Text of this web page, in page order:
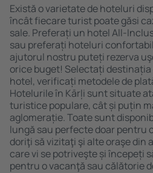
Există o varietate de hoteluri
încât fiecare turist poate găsi
sale. Preferați un hotel All-
sau preferați hoteluri
ajutorul nostru puteți rezerva
orice buget! Selectați
hotel, verificați metodele de
Hotelurile în Kārļi sunt situate
turistice populare, cât și puțin
aglomerație. Toate sunt
lungă sau perfecte doar pentru
doriţi să vizitaţi şi alte oraşe din
care vi se potriveşte și începeți
pentru o vacanţă sau călătorie